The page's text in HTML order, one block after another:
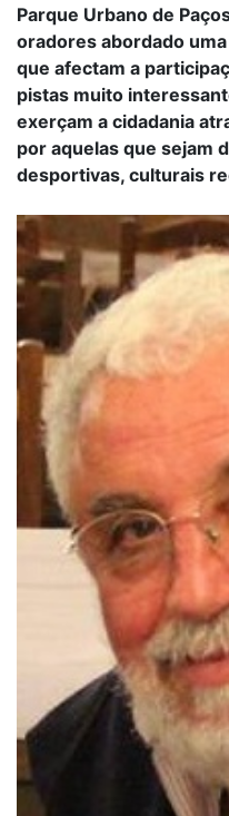
Parque Urbano de
oradores abordado
que afectam a
pistas muito
exerçam a cidadania
por aquelas que sejam
desportivas, culturais